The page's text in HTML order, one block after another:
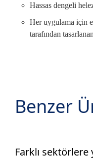
Hassas dengeli
Her uygulama için
tarafından
Benzer
Farklı